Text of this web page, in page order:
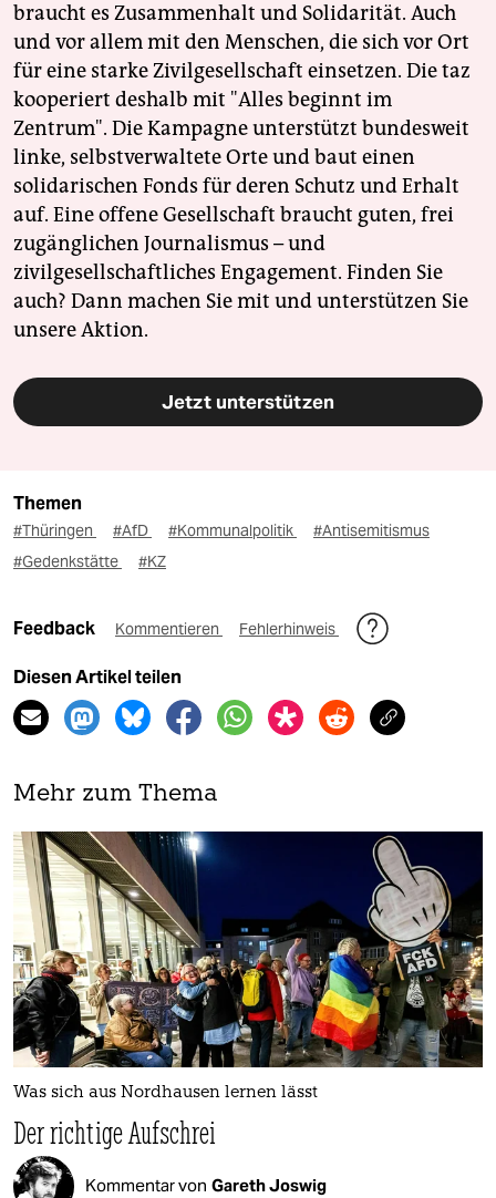
braucht es Zusammenhalt und Solidarität. Auch
und vor allem mit den Menschen, die sich vor Ort
für eine starke Zivilgesellschaft einsetzen. Die taz
kooperiert deshalb mit "Alles beginnt im
Zentrum". Die Kampagne unterstützt bundesweit
linke, selbstverwaltete Orte und baut einen
solidarischen Fonds für deren Schutz und Erhalt
auf. Eine offene Gesellschaft braucht guten, frei
zugänglichen Journalismus – und
zivilgesellschaftliches Engagement. Finden Sie
auch? Dann machen Sie mit und unterstützen Sie
unsere Aktion.
Jetzt unterstützen
Themen
#Thüringen #AfD #Kommunalpolitik
#Antisemitismus
#Gedenkstätte
#KZ
Feedback Kommentieren Fehlerhinweis
Diesen Artikel teilen
Mehr zum Thema
Was sich aus Nordhausen lernen lässt
Der richtige Aufschrei
Kommentar von Gareth Joswig